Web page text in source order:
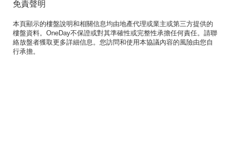
免責聲明
本頁顯示的樓盤說明和相關信息均由地產代理或業主或第三方提供的
樓盤資料。OneDay不保證或對其準確性或完整性承擔任何責任。請聯
絡放盤者獲取更多詳細信息。您訪問和使用本協議內容的風險由您自
行承擔。